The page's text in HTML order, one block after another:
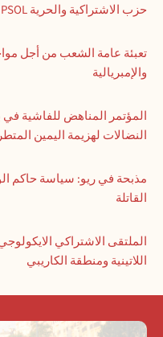
حزب الاشتراكية والحرية PSOL والنضال ضد الفاشية
تعبئة عامة الشعب من أجل
والإمبريالية
المؤتمر المناهض للفاشية في
النضالات لهزيمة اليمين
مذبحة في ريو: سياسة حاكم
القاتلة
الملتقى الاشتراكي
اللاتينية ومنطقة الكاريبي